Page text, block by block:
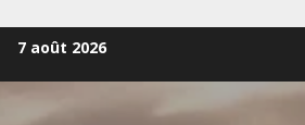
7 août 2026